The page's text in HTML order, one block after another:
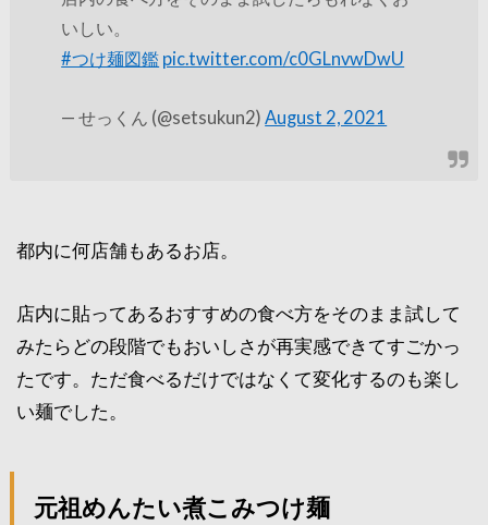
いしい。
#つけ麺図鑑 pic.twitter.com/c0GLnvwDwU
— せっくん (@setsukun2)August 2, 2021
都内に何店舗もあるお店。
店内に貼ってあるおすすめの食べ方をそのまま試して
みたらどの段階でもおいしさが再実感できてすごかっ
たです。ただ食べるだけではなくて変化するのも楽し
い麺でした。
元祖めんたい煮こみつけ麺